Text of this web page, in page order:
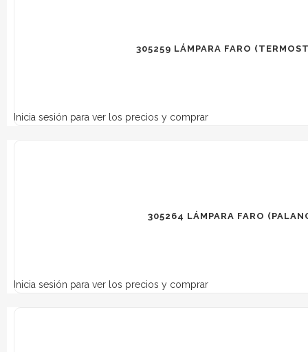
305259 LÁMPARA FARO
Inicia sesión para ver los precios y comprar
305264 LÁMPARA FARO
Inicia sesión para ver los precios y comprar